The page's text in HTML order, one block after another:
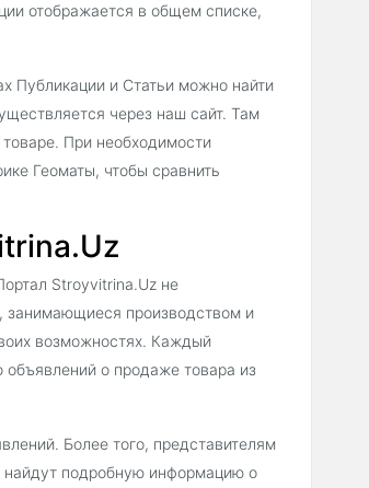
отображается в общем списке,
Публикации и Статьи можно найти
через наш сайт. Там
При необходимости
Геоматы, чтобы сравнить
Stroyvitrina.Uz не
занимающиеся производством и
возможностях. Каждый
о продаже товара из
Более того, представителям
найдут подробную информацию о